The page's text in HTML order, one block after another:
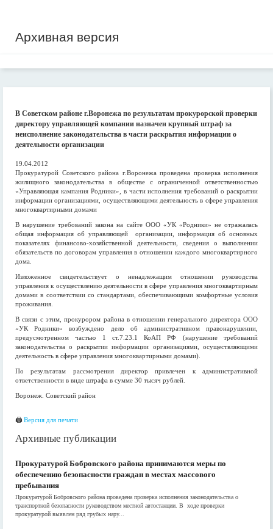
Архивная версия
В Советском районе г.Воронежа по результатам прокурорской проверки
директору управляющей компании назначен крупный штраф за
неисполнение законодательства в части раскрытия информации о
деятельности организации
19.04.2012
Прокуратурой Советского района г.Воронежа проведена проверка исполнения
жилищного законодательства в обществе с ограниченной ответственностью
«Управляющая кампания Родники», в части исполнения требований о раскрытии
информации организациями, осуществляющими деятельность в сфере управления
многоквартирными домами
В нарушение требований закона на сайте ООО «УК «Родники» не отражалась
общая информация об управляющей организации, информация об основных
показателях финансово-хозяйственной деятельности, сведения о выполнении
обязательств по договорам управления в отношении каждого многоквартирного
дома.
Изложенное свидетельствует о ненадлежащим отношении руководства
управления к осуществлению деятельности в сфере управления многоквартирным
домами в соответствии со стандартами, обеспечивающими комфортные условия
проживания.
В связи с этим, прокурором района в отношении генерального директора ООО
«УК Родники» возбуждено дело об административном правонарушении,
предусмотренном частью 1 ст.7.23.1 КоАП РФ (нарушение требований
законодательства о раскрытии информации организациями, осуществляющими
деятельность в сфере управления многоквартирными домами).
По результатам рассмотрения директор привлечен к административной
ответственности в виде штрафа в сумме 30 тысяч рублей.
Воронеж. Советский район
🖨 Версия для печати
Архивные публикации
Прокуратурой Бобровского района принимаются меры по
обеспечению безопасности граждан в местах массового
пребывания
Прокуратурой Бобровского района проведена проверка исполнения законодательства о
транспортной безопасности руководством местной автостанции. В ходе проверки
прокуратурой выявлен ряд грубых нару...